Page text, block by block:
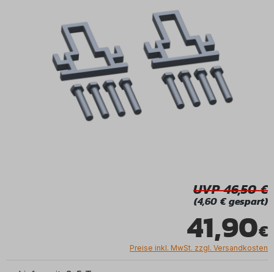
41,90
UVP 46,50
(4,60 € gespart)
Preise inkl. MwSt. zzgl. Versandkosten